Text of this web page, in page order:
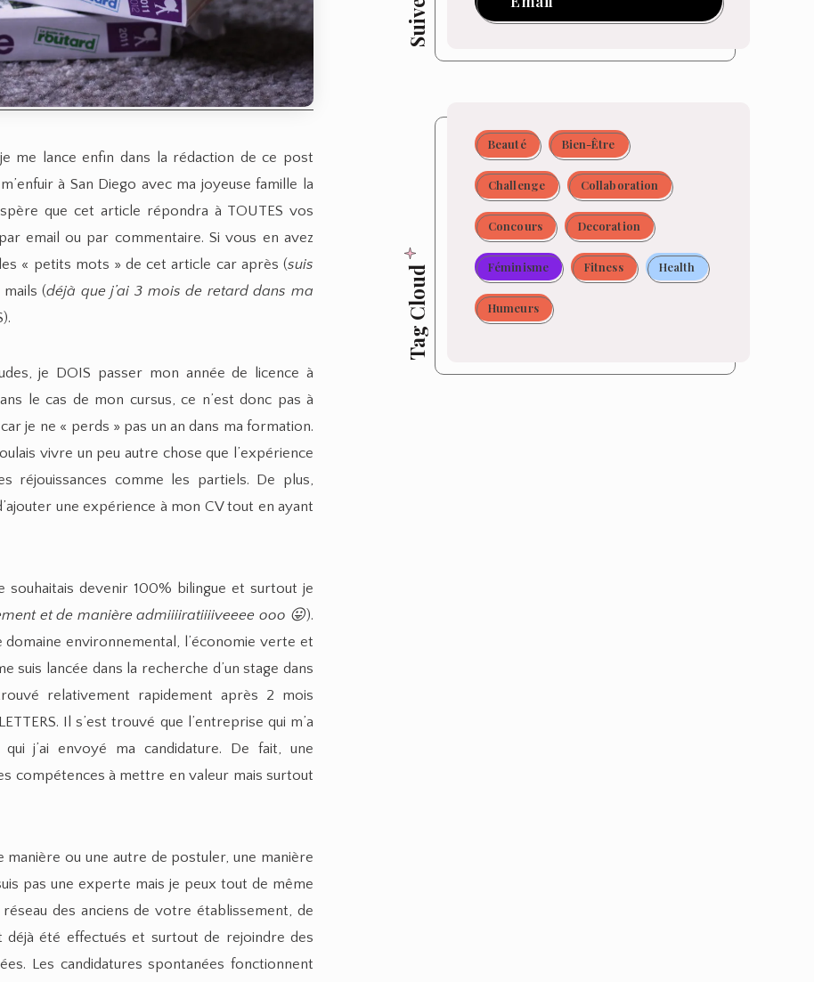
me lance enfin dans la rédaction de ce post
à San Diego avec ma joyeuse famille la
que cet article répondra à TOUTES vos
email ou par commentaire. Si vous en avez
« petits mots » de cet article car après (suis
(déjà que j’ai 3 mois de retard dans ma
je DOIS passer mon année de licence à
le cas de mon cursus, ce n’est donc pas à
je ne « perds » pas un an dans ma formation.
vivre un peu autre chose que l’expérience
réjouissances comme les partiels. De plus,
une expérience à mon CV tout en ayant
souhaitais devenir 100% bilingue et surtout je
et de manière admiiiiratiiiiveeee ooo 😛).
environnemental, l’économie verte et
suis lancée dans la recherche d’un stage dans
relativement rapidement après 2 mois
Il s’est trouvé que l’entreprise qui m’a
j’ai envoyé ma candidature. De fait, une
compétences à mettre en valeur mais surtout
ou une autre de postuler, une manière
pas une experte mais je peux tout de même
des anciens de votre établissement, de
été effectués et surtout de rejoindre des
Les candidatures spontanées fonctionnent
Tag Cloud
Beauté Bien-Être
Challenge Collaboration
Concours Decoration
Féminisme Fitness Health
Humeurs